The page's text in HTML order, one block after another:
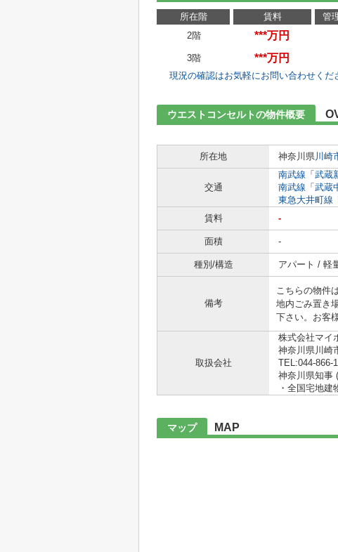
所在階 賃料 管
2階
***万円
3階 ***万円
現況の確認はお気軽にお問い合わせくだ
ウエストコンセルトの物件概要
所在地
神奈川県川崎
交通
南武線 「 武蔵
南武線 「 武蔵
東急大井町線
賃料
-
面積 -
種別/構造 アパート / 軽
備考
こちらの物件
地内ごみ置き
下さい。お客
取扱会社
株式会社マイ
神奈川県川崎
TEL:044-866-
神奈川県知事
・全国宅地
マップ MAP